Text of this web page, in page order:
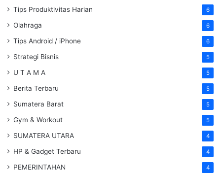
Tips Produktivitas Harian 6
Olahraga 6
Tips Android / iPhone 6
Strategi Bisnis 5
U T A M A 5
Berita Terbaru 5
Sumatera Barat 5
Gym & Workout 5
SUMATERA UTARA 4
HP & Gadget Terbaru 4
PEMERINTAHAN 4